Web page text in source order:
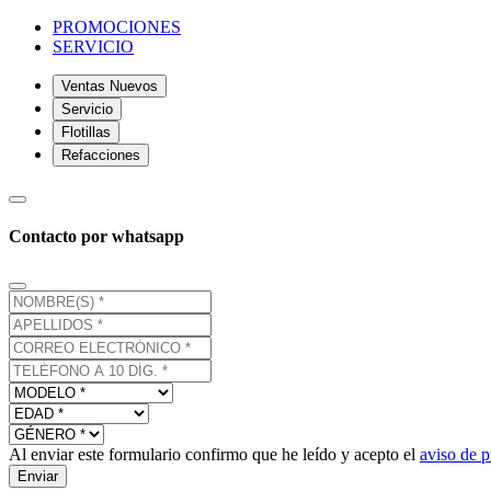
PROMOCIONES
SERVICIO
Ventas Nuevos
Servicio
Flotillas
Refacciones
Contacto por whatsapp
Al enviar este formulario confirmo que he leído y acepto el aviso de
Enviar